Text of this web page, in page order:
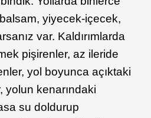
yiyecek-içecek,
var. Kaldırımlarda
pişirenler, az ileride
yol boyunca açıktaki
yolun kenarındaki
su doldurup